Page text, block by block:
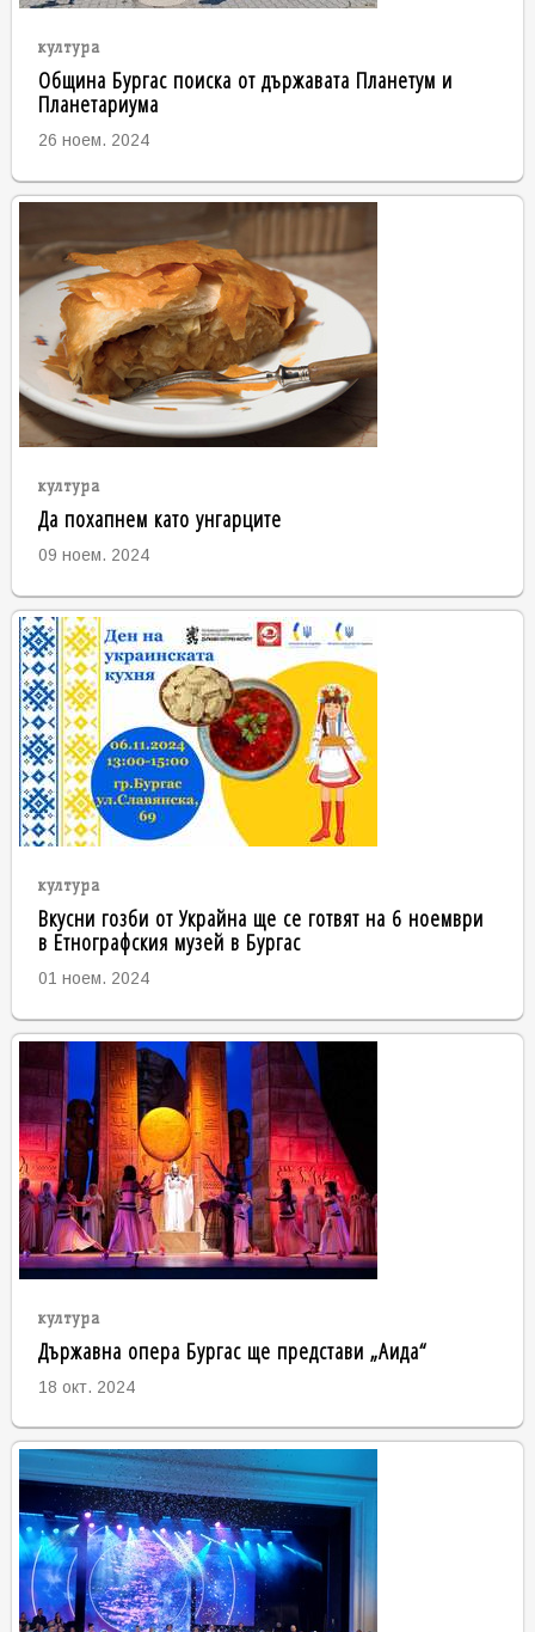
култура
Община Бургас поиска от държавата Планетум и
Планетариума
26 ноем. 2024
култура
Да похапнем като унгарците
09 ноем. 2024
култура
Вкусни гозби от Украйна ще се готвят на 6 ноември
в Етнографския музей в Бургас
01 ноем. 2024
култура
Държавна опера Бургас ще представи „Аида“
18 окт. 2024